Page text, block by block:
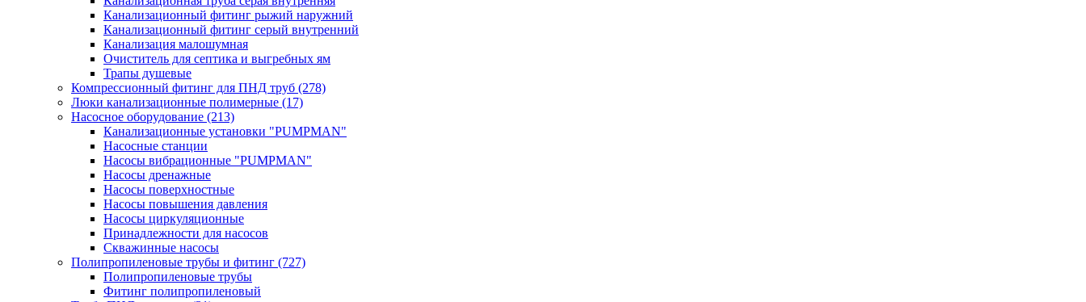
Канализационный фитинг рыжий наружний
Канализационный фитинг серый внутренний
Канализация малошумная
Очиститель для септика и выгребных ям
Трапы душевые
Компрессионный фитинг для ПНД труб (278)
Люки канализационные полимерные (17)
Насосное оборудование (213)
Канализационные установки "PUMPMAN"
Насосные станции
Насосы вибрационные "PUMPMAN"
Насосы дренажные
Насосы поверхностные
Насосы повышения давления
Насосы циркуляционные
Принадлежности для насосов
Скважинные насосы
Полипропиленовые трубы и фитинг (727)
Полипропиленовые трубы
Фитинг полипропиленовый